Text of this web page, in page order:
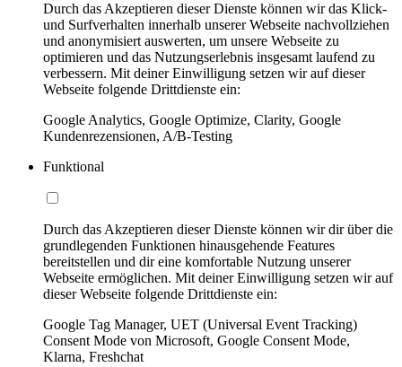
Durch das Akzeptieren dieser Dienste können wir das Klick-
und Surfverhalten innerhalb unserer Webseite nachvollziehen
und anonymisiert auswerten, um unsere Webseite zu
optimieren und das Nutzungserlebnis insgesamt laufend zu
verbessern. Mit deiner Einwilligung setzen wir auf dieser
Webseite folgende Drittdienste ein:
Google Analytics, Google Optimize, Clarity, Google
Kundenrezensionen, A/B-Testing
Funktional
Durch das Akzeptieren dieser Dienste können wir dir über die
grundlegenden Funktionen hinausgehende Features
bereitstellen und dir eine komfortable Nutzung unserer
Webseite ermöglichen. Mit deiner Einwilligung setzen wir auf
dieser Webseite folgende Drittdienste ein:
Google Tag Manager, UET (Universal Event Tracking)
Consent Mode von Microsoft, Google Consent Mode,
Klarna, Freshchat